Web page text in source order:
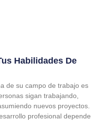
Habilidades De
de su campo de trabajo es
sigan trabajando,
nuevos proyectos.
profesional depende